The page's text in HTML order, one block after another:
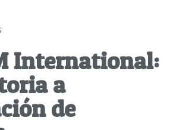
International:
a
de